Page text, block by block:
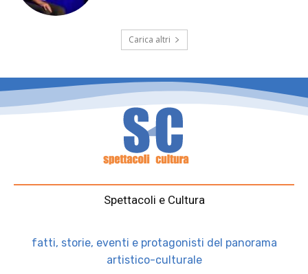
Carica altri
Spettacoli e Cultura
fatti, storie, eventi e protagonisti del panorama
artistico-culturale